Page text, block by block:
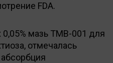
FDA.
0,05% мазь ТМВ-001 для
отмечалась